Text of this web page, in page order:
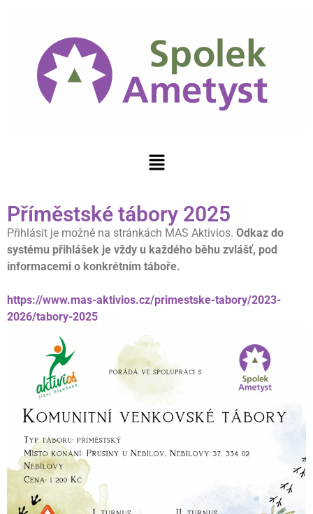
Příměstské tábory 2025
Přihlásit je možné na stránkách MAS Aktivios. Odkaz do
systému přihlášek je vždy u každého běhu zvlášť, pod
informacemi o konkrétním táboře.
https://www.mas-aktivios.cz/primestske-tabory/2023-
2026/tabory-2025